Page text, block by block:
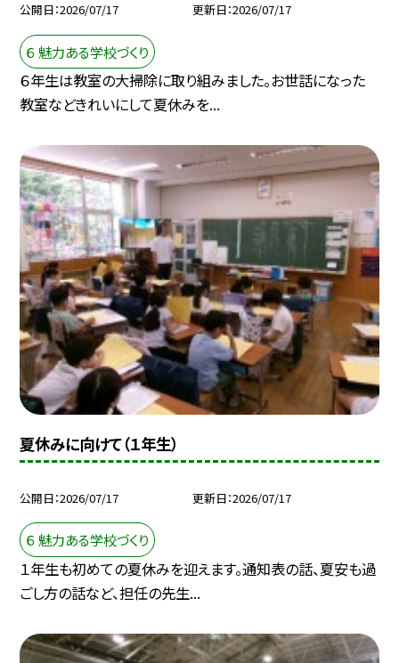
公開日 2026/07/17 更新日 2026/07/17
６ 魅力ある学校づくり
６年生は教室の大掃除に取り組みました。お世話になった
教室などきれいにして夏休みを...
夏休みに向けて（１年生）
公開日 2026/07/17 更新日 2026/07/17
６ 魅力ある学校づくり
１年生も初めての夏休みを迎えます。通知表の話、夏安も過
ごし方の話など、担任の先生...